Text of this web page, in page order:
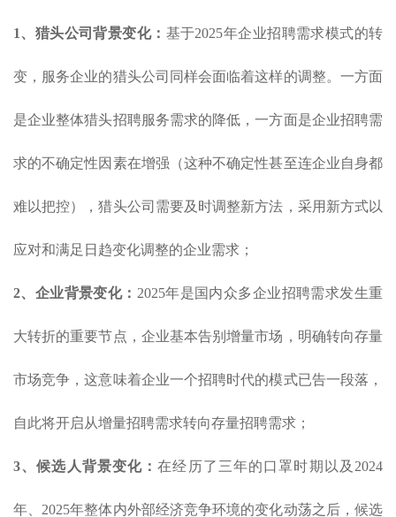
1、猎头公司背景变化： 基于2025年企业招聘需求模式的转
变，服务企业的猎头公司同样会面临着这样的调整。一方面
是企业整体猎头招聘服务需求的降低，一方面是企业招聘需
求的不确定性因素在增强（这种不确定性甚至连企业自身都
难以把控），猎头公司需要及时调整新方法，采用新方式以
应对和满足日趋变化调整的企业需求；
2、企业背景变化： 2025年是国内众多企业招聘需求发生重
大转折的重要节点，企业基本告别增量市场，明确转向存量
市场竞争，这意味着企业一个招聘时代的模式已告一段落，
自此将开启从增量招聘需求转向存量招聘需求；
3、候选人背景变化：在经历了三年的口罩时期以及2024
年、2025年整体内外部经济竞争环境的变化动荡之后，候选